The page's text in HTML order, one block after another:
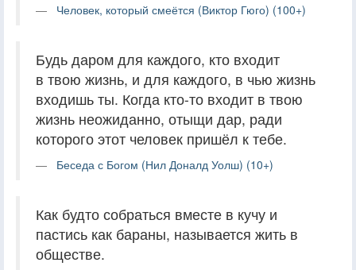
Человек, который смеётся (Виктор Гюго) (100+)
Будь даром для каждого, кто входит
в твою жизнь, и для каждого, в чью жизнь
входишь ты. Когда кто-то входит в твою
жизнь неожиданно, отыщи дар, ради
которого этот человек пришёл к тебе.
Беседа с Богом (Нил Доналд Уолш) (10+)
Как будто собраться вместе в кучу и
пастись как бараны, называется жить в
обществе.